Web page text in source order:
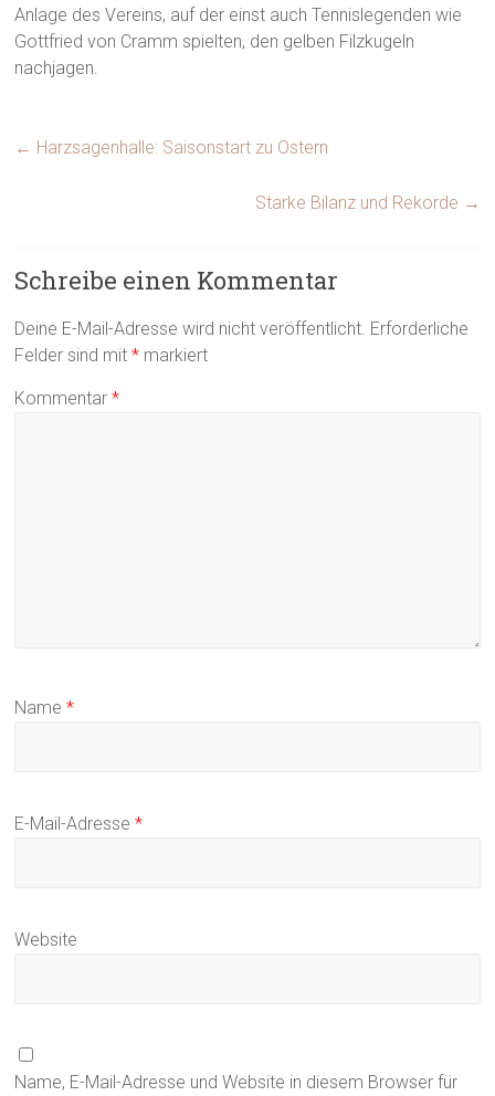
Anlage des Vereins, auf der einst auch Tennislegenden wie
Gottfried von Cramm spielten, den gelben Filzkugeln
nachjagen.
← Harzsagenhalle: Saisonstart zu Ostern
Starke Bilanz und Rekorde →
Schreibe einen Kommentar
Deine E-Mail-Adresse wird nicht veröffentlicht. Erforderliche
Felder sind mit* markiert
Kommentar*
Name*
E-Mail-Adresse*
Website
Name, E-Mail-Adresse und Website in diesem Browser für